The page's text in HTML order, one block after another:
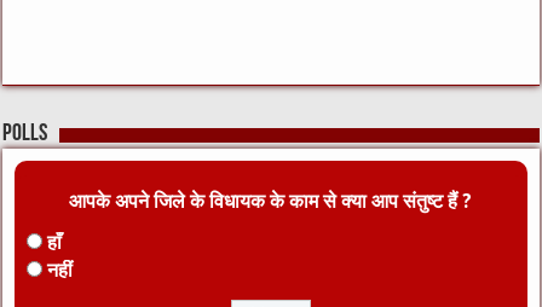
Polls
आपके अपने जिले के विधायक के काम से क्या आप संतुष्ट हैं ?
हाँ
नहीं